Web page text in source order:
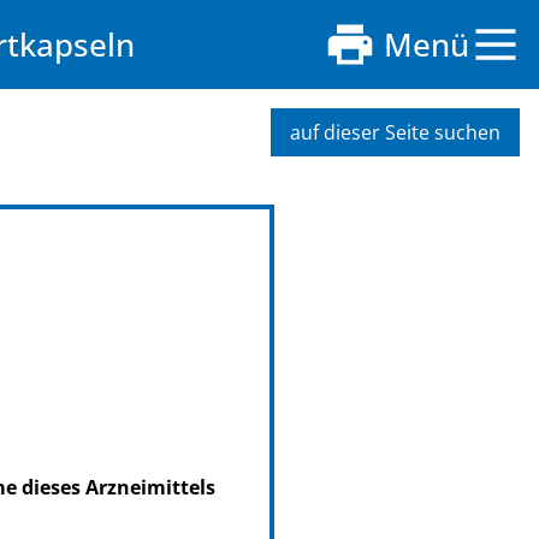
Menü
auf dieser Seite suchen
dieses Arzneimittels